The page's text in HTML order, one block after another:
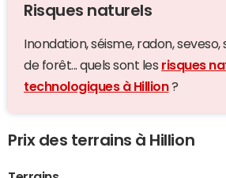
Risques naturels
Inondation, séisme, radon, seveso,
de forêt... quels sont les risques
technologiques à Hillion?
Prix des terrains à Hillion